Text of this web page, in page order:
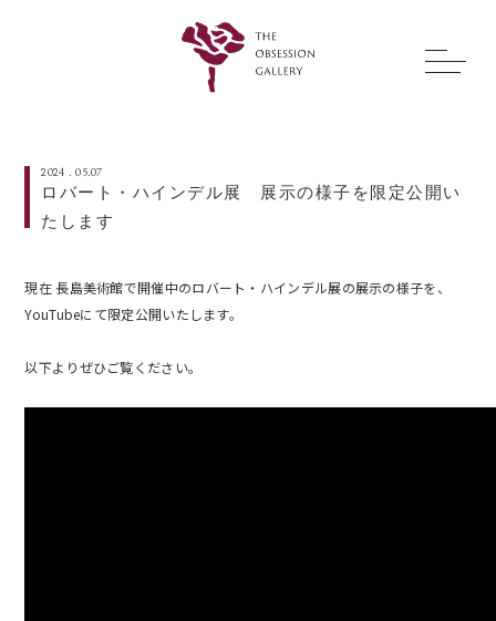
2024 . 05.07
ロバート・ハインデル展 展示の様子を限定公開い
たします
現在 長島美術館で開催中のロバート・ハインデル展の展示の様子を、
YouTubeにて限定公開いたします。
以下よりぜひご覧ください。